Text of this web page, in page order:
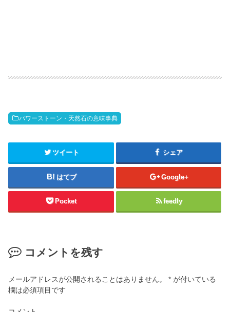
パワーストーン・天然石の意味事典
ツイート シェア
はてブ Google+
Pocket feedly
コメントを残す
メールアドレスが公開されることはありません。 * が付いている
欄は必須項目です